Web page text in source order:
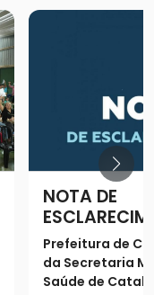
NOTA DE
Prefeitura de
da Secretaria
Saúde de